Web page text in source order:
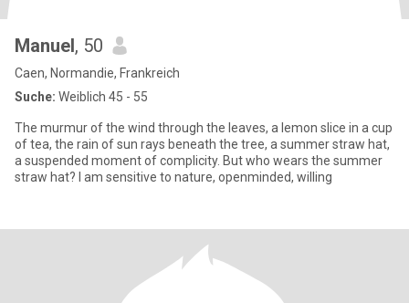
Manuel, 50
Caen, Normandie, Frankreich
Suche: Weiblich 45 - 55
The murmur of the wind through the leaves, a lemon slice in a cup
of tea, the rain of sun rays beneath the tree, a summer straw hat,
a suspended moment of complicity. But who wears the summer
straw hat? I am sensitive to nature, openminded, willing